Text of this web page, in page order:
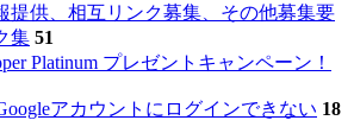
提供、相互リンク募集、その他募集要
集 51
Platinum プレゼントキャンペーン！
アカウントにログインできない 18